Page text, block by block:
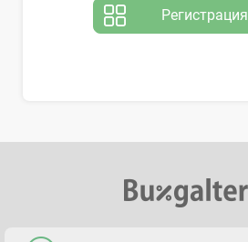
Регистрация